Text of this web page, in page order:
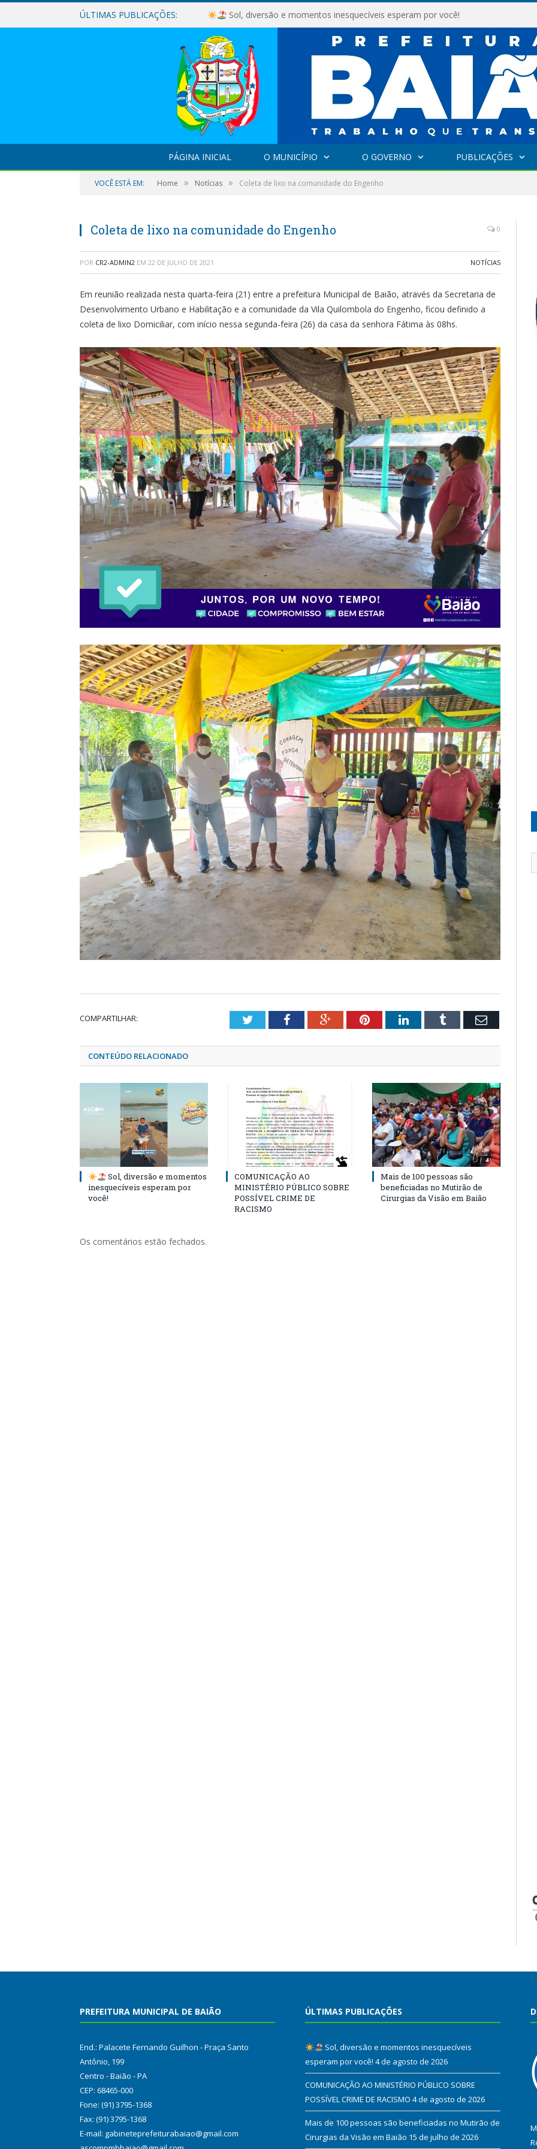
ÚLTIMAS PUBLICAÇÕES: Sol, diversão e momentos inesquecíveis esperam por você!
PÁGINA INICIAL O MUNICÍPIO O GOVERNO PUBLICAÇÕES
VOCÊ ESTÁ EM: Home » Notícias » Coleta de lixo na comunidade do Engenho
Coleta de lixo na comunidade do Engenho 0
POR CR2-ADMIN2 EM 22 DE JULHO DE 2021 NOTÍCIAS
Em reunião realizada nesta quarta-feira (21) entre a prefeitura Municipal de Baião, através da Secretaria de
Desenvolvimento Urbano e Habilitação e a comunidade da Vila Quilombola do Engenho, ficou definido a
coleta de lixo Domiciliar, com início nessa segunda-feira (26) da casa da senhora Fátima às 08hs.
COMPARTILHAR: TwitterFacebookGoogle+PinterestLinkedInTumblr Email
CONTEÚDO RELACIONADO
Sol, diversão e momentos
inesquecíveis esperam por
você!
COMUNICAÇÃO AO
MINISTÉRIO PÚBLICO SOBRE
POSSÍVEL CRIME DE
RACISMO
Mais de 100 pessoas são
beneficiadas no Mutirão de
Cirurgias da Visão em Baião
Os comentários estão fechados.
PREFEITURA MUNICIPAL DE BAIÃO
End.: Palacete Fernando Guilhon - Praça Santo
Antônio, 199
Centro - Baião - PA
CEP: 68465-000
Fone: (91) 3795-1368
Fax: (91) 3795-1368
E-mail: gabineteprefeiturabaiao@gmail.com
ÚLTIMAS PUBLICAÇÕES
Sol, diversão e momentos inesquecíveis
esperam por você! 4 de agosto de 2026
COMUNICAÇÃO AO MINISTÉRIO PÚBLICO SOBRE
POSSÍVEL CRIME DE RACISMO 4 de agosto de 2026
Mais de 100 pessoas são beneficiadas no Mutirão de
Cirurgias da Visão em Baião 15 de julho de 2026